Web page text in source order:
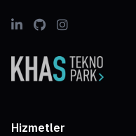
Hizmetler